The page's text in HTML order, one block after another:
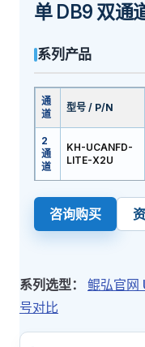
单 DB9 双通
系列产品
通
道
型号 / P/N
2
通
道
KH-UCANFD-
LITE-X2U
咨询购买
系列选型：
鲲弘官网
号对比